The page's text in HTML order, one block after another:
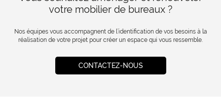
votre mobilier de bureaux ?
Nos équipes vous accompagnent de l’identification de vos besoins à la
réalisation de votre projet pour créer un espace qui vous ressemble.
CONTACTEZ-NOUS